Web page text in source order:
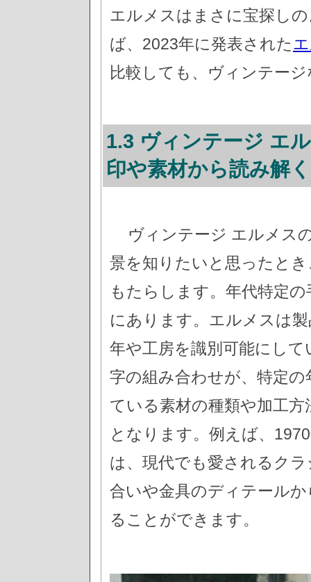
エルメスはまさに宝探し
ば、2023年に発表された
比較しても、ヴィンテー
1.3 ヴィンテージ エ
印や素材から読み解
ヴィンテージ エルメス
景を知りたいと思ったと
もたらします。年代特定
にあります。エルメスは
年や工房を識別可能にし
字の組み合わせが、特定
ている素材の種類や加工
となります。例えば、
は、現代でも愛されるク
合いや金具のディテール
ることができます。